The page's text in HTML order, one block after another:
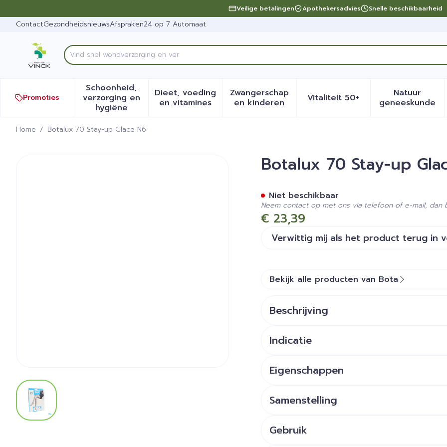
Veilige betalingen Apothekersadvies Snelle beschikbaarheid
ContactGezondheidsnieuwsAfspraken24 op 7 Automaat
Product, merk, categorie...
V
Promoties
Schoonheid,
verzorging en
hygiëneToon submenu voor Schoonheid, verzorging en hygiëne categorie
Dieet, voeding
en vitamines
Toon submenu voor Dieet, voeding en vitamines categorie
Zwangerschap
en kinderenToon submenu voor Zwangerschap en
Vitaliteit 50+Toon submenu voor
Natuur
geneeskunde
Toon
Home / Botalux 70 Stay-up Glace N6
View larger image
Botalux 70 Stay-up
€ 23,39
Verwittig mij als het product terug in
Niet beschikbaar
Neem contact op met ons via telefoon of e-mail, dan
Bekijk alle producten van Bota
Beschrijving
Indicatie
Eigenschappen
Ze benaderen sterk een FIJNE STADSKOUS.
De prijs bedraagt slechts een fractie van de
Samenstelling
Gebruik